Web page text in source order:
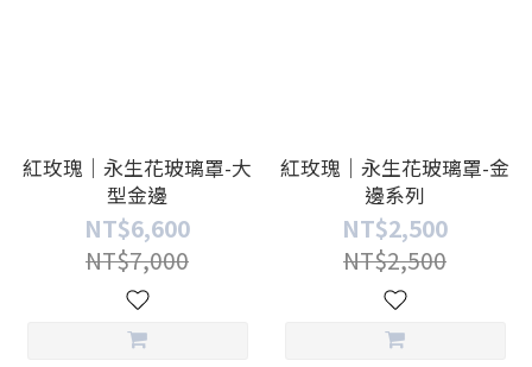
紅玫瑰｜永生花玻璃罩-大
型金邊
NT$6,600
NT$7,000
紅玫瑰｜永生花玻璃罩-金
邊系列
NT$2,500
NT$2,500